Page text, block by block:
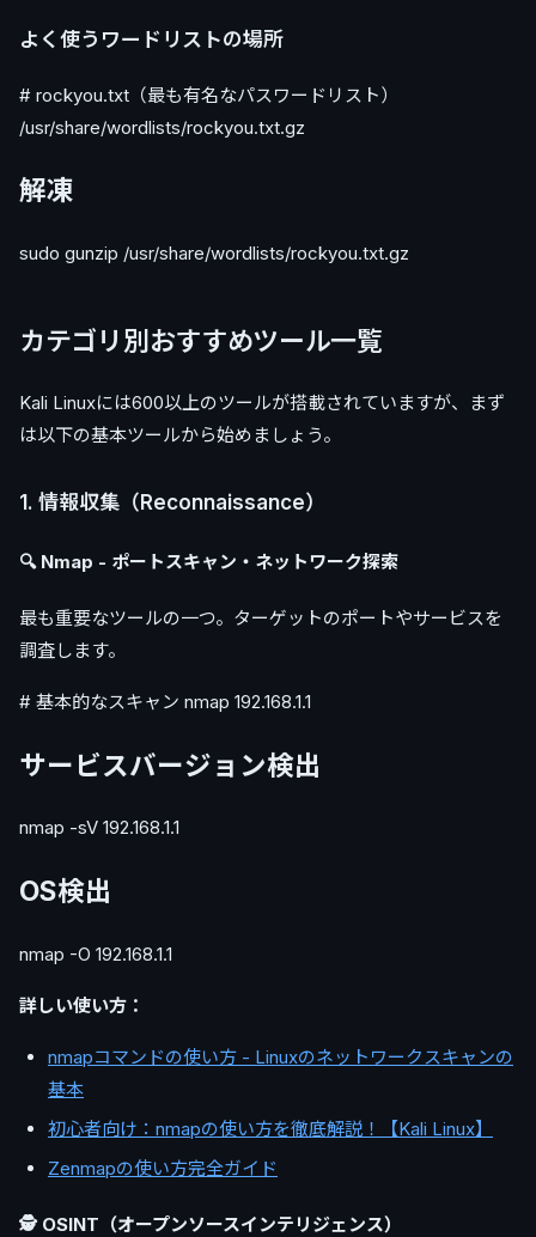
よく使うワードリストの場所
# rockyou.txt（最も有名なパスワードリスト）
/usr/share/wordlists/rockyou.txt.gz
解凍
sudo gunzip /usr/share/wordlists/rockyou.txt.gz
カテゴリ別おすすめツール一覧
Kali Linuxには600以上のツールが搭載されていますが、まず
は以下の基本ツールから始めましょう。
1. 情報収集（Reconnaissance）
🔍 Nmap - ポートスキャン・ネットワーク探索
最も重要なツールの一つ。ターゲットのポートやサービスを
調査します。
# 基本的なスキャン nmap 192.168.1.1
サービスバージョン検出
nmap -sV 192.168.1.1
OS検出
nmap -O 192.168.1.1
詳しい使い方：
nmapコマンドの使い方 - Linuxのネットワークスキャンの
基本
初心者向け：nmapの使い方を徹底解説！【Kali Linux】
Zenmapの使い方完全ガイド
🕵️ OSINT（オープンソースインテリジェンス）